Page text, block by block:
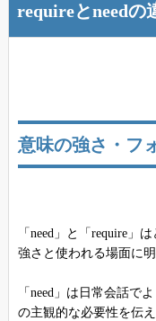
requireとneedの
意味の強さ・フ
「need」と「require」
強さと使われる場面に
「need」は日常会話で
の主観的な必要性を伝